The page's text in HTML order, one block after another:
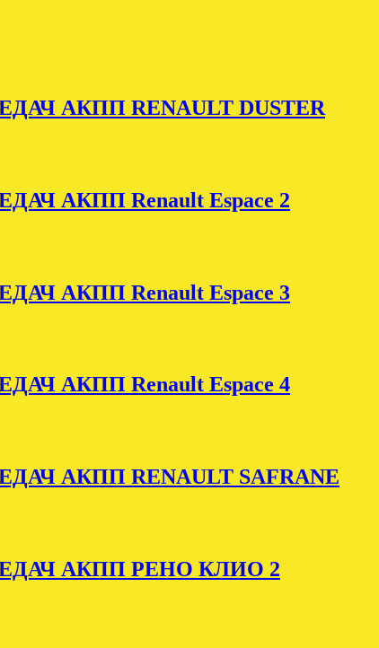
АКПП RENAULT DUSTER
АКПП Renault Espace 2
АКПП Renault Espace 3
АКПП Renault Espace 4
АКПП RENAULT SAFRANE
АКПП РЕНО КЛИО 2